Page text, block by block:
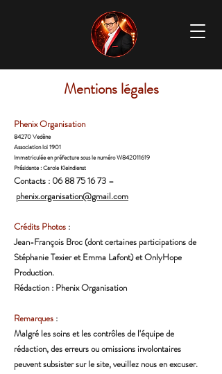
Mentions légales
Phenix Organisation
84270 Vedène
Association loi 1901
Immatriculée en préfecture sous le numéro W842011619
Présidente : Carole Kleindienst
Contacts : 06 88 75 16 73 –
phenix.organisation@gmail.com
Crédits Photos :
​Jean-François Broc (dont certaines participations de
Stéphanie Texier et Emma Lafont) et OnlyHope
Production.
Rédaction : Phenix Organisation
Remarques :
Malgré les soins et les contrôles de l'équipe de
rédaction, des erreurs ou omissions involontaires
peuvent subsister sur le site, veuillez nous en excuser.